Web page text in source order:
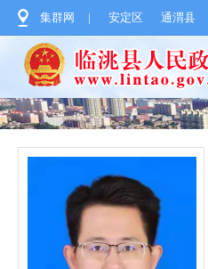
集群网 | 安定区 通渭县